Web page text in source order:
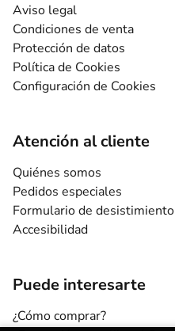
Aviso legal
Condiciones de venta
Protección de datos
Política de Cookies
Configuración de Cookies
Atención al cliente
Quiénes somos
Pedidos especiales
Formulario de desistimiento
Accesibilidad
Puede interesarte
¿Cómo comprar?